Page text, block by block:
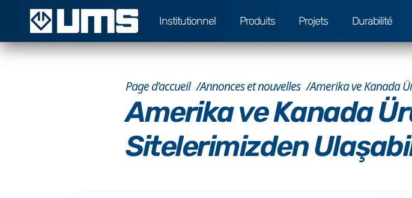
Institutionnel Produits Projets Durabilité
Page d'accueil Annonces et nouvelles Amerika ve Kanada
Amerika ve Kanada
Sitelerimizden